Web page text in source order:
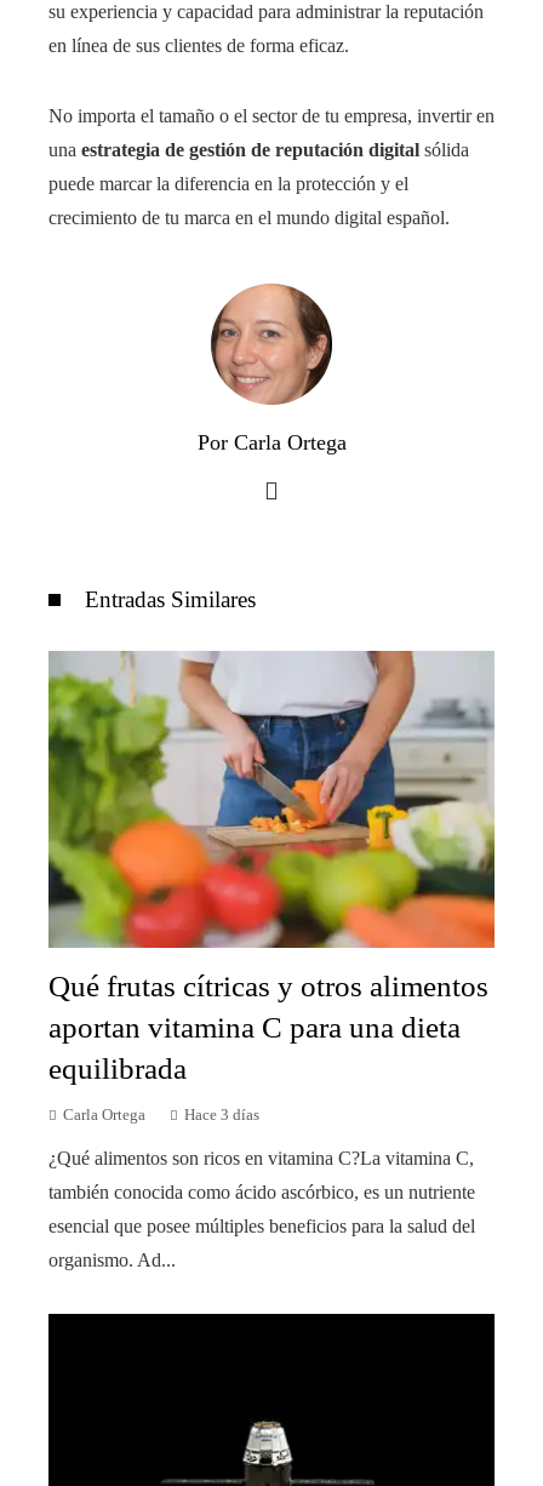
su experiencia y capacidad para administrar la reputación
en línea de sus clientes de forma eficaz.
No importa el tamaño o el sector de tu empresa, invertir en
una estrategia de gestión de reputación digital sólida
puede marcar la diferencia en la protección y el
crecimiento de tu marca en el mundo digital español.
Por Carla Ortega
Entradas Similares
Qué frutas cítricas y otros alimentos
aportan vitamina C para una dieta
equilibrada
Carla Ortega Hace 3 días
¿Qué alimentos son ricos en vitamina C?La vitamina C,
también conocida como ácido ascórbico, es un nutriente
esencial que posee múltiples beneficios para la salud del
organismo. Ad...